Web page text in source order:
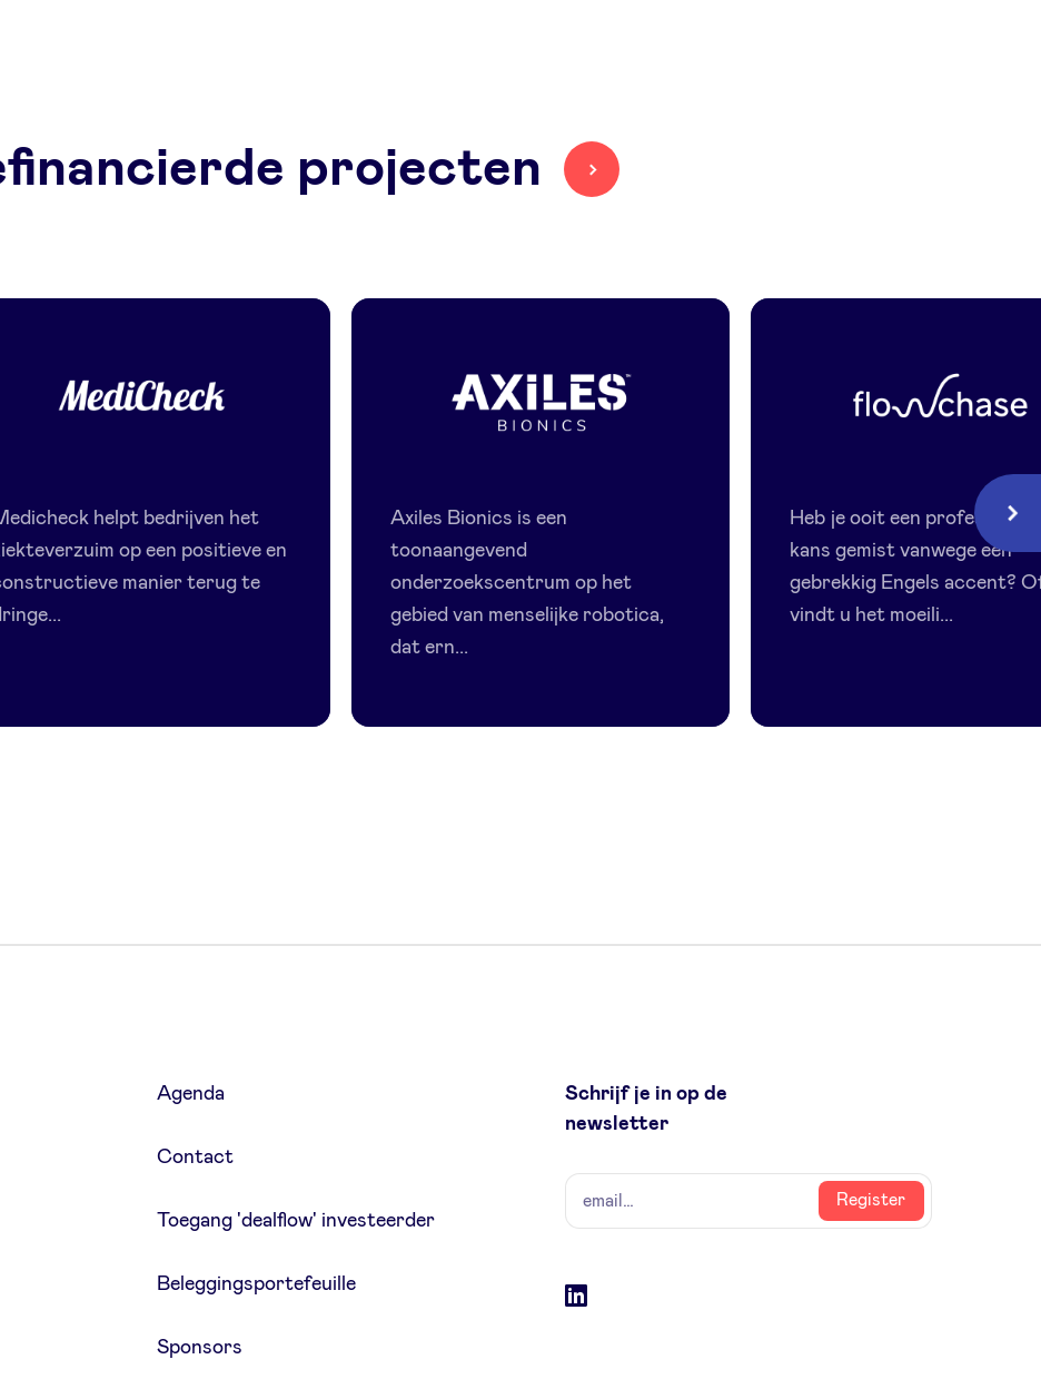
projecten
helpt bedrijven het
op een positieve en
manier terug te
Bionics
Axiles Bionics is een
toonaangevend
onderzoekscentrum op het
gebied van menselijke robotica,
dat ern...
Heb je ooit een
kans gemist vanwege een
gebrekkig Engels accent?
vindt u het moeili...
Agenda
Contact
Toegang 'dealflow' investeerder
Beleggingsportefeuille
Sponsors
Schrijf je in op de
newsletter
naam
email
Register
Social
LinkedIn